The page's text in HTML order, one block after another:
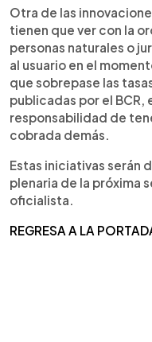
Otra de las
tienen que ver con la
personas naturales o
al usuario en el
que sobrepase las
publicadas por el BCR,
responsabilidad de
cobrada demás.
Estas iniciativas serán
plenaria de la próxima
oficialista.
REGRESA A LA